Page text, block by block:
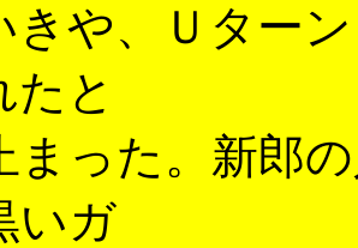
や、Ｕター
たと
まった。新郎
いガ